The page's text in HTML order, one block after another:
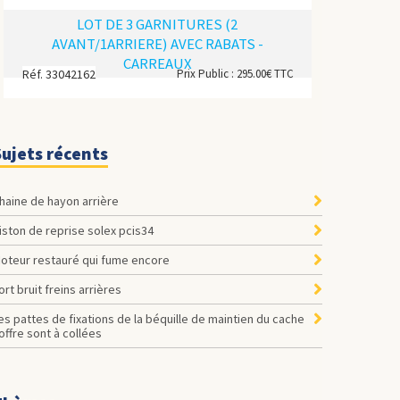
LOT DE 3 GARNITURES (2
AVANT/1ARRIERE) AVEC RABATS -
CARREAUX
Réf. 33042162 Prix Public : 295.00€ TTC
récents
Chaine de hayon arrière
Piston de reprise solex pcis34
Moteur restauré qui fume encore
bruit freins arrières
sont à collées